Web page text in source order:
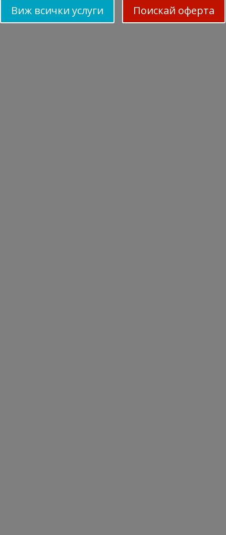
Виж всички услуги Поискай оферта